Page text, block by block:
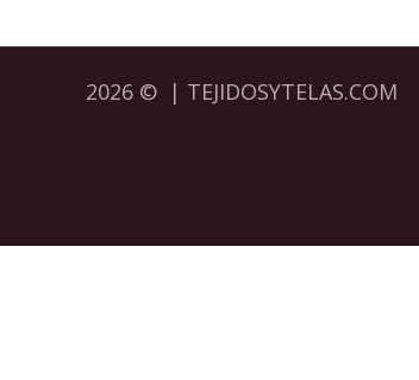
2026 © | TEJIDOSYTELAS.COM